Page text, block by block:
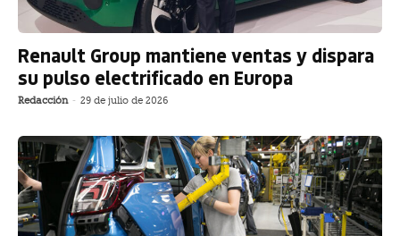
Renault Group mantiene ventas y dispara
su pulso electrificado en Europa
Redacción - 29 de julio de 2026